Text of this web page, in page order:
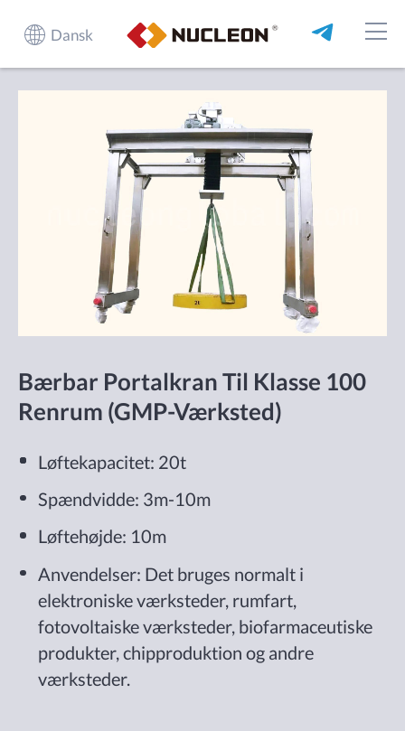
Dansk
Bærbar Portalkran Til Klasse 100
Renrum (GMP-Værksted)
Løftekapacitet: 20t
Spændvidde: 3m-10m
Løftehøjde: 10m
Anvendelser: Det bruges normalt i
elektroniske værksteder, rumfart,
fotovoltaiske værksteder, biofarmaceutiske
produkter, chipproduktion og andre
værksteder.